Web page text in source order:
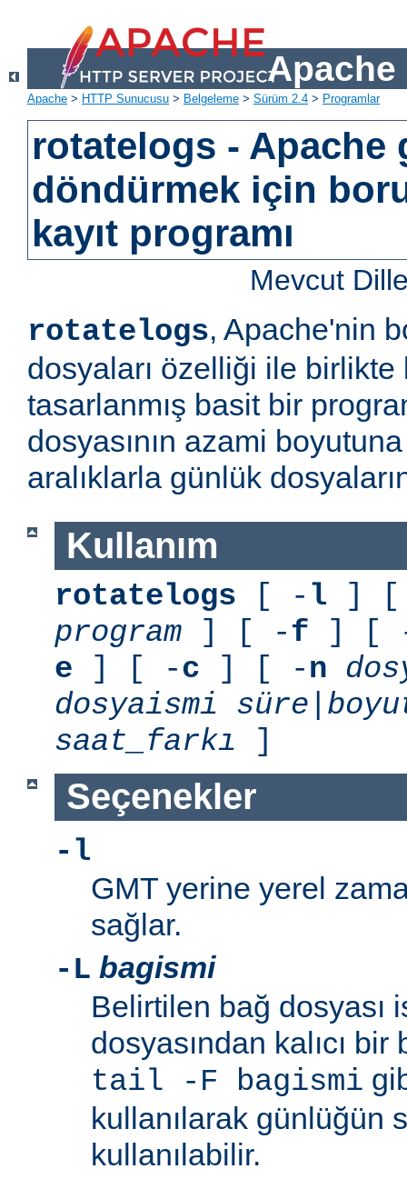
Apache
Apache > HTTP Sunucusu > Belgeleme > Sürüm 2.4 > Programlar
rotatelogs - Apache
döndürmek için
kayıt programı
Mevcut
rotatelogs, Apache'nin
dosyaları özelliği ile
tasarlanmış basit bir
dosyasının azami
aralıklarla günlük
Kullanım
rotatelogs [ - l ] [
program ] [ -f ] [
e ] [ -c ] [ -n
dosyaismi
süre
saat_farkı ]
Seçenekler
-l
GMT yerine yerel
sağlar.
-L bagismi
Belirtilen bağ dosyası
dosyasından kalıcı
tail -F bagismi
kullanılarak günlüğün
kullanılabilir.